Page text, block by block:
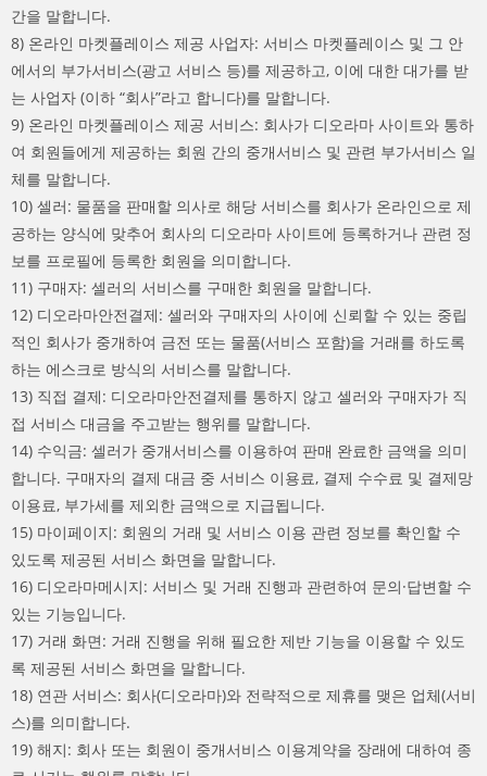
간을 말합니다.
8) 온라인 마켓플레이스 제공 사업자: 서비스 마켓플레이스 및 그 안
에서의 부가서비스(광고 서비스 등)를 제공하고, 이에 대한 대가를 받
는 사업자 (이하 “회사”라고 합니다)를 말합니다.
9) 온라인 마켓플레이스 제공 서비스: 회사가 디오라마 사이트와 통하
여 회원들에게 제공하는 회원 간의 중개서비스 및 관련 부가서비스 일
체를 말합니다.
10) 셀러: 물품을 판매할 의사로 해당 서비스를 회사가 온라인으로 제
공하는 양식에 맞추어 회사의 디오라마 사이트에 등록하거나 관련 정
보를 프로필에 등록한 회원을 의미합니다.
11) 구매자: 셀러의 서비스를 구매한 회원을 말합니다.
12) 디오라마안전결제: 셀러와 구매자의 사이에 신뢰할 수 있는 중립
적인 회사가 중개하여 금전 또는 물품(서비스 포함)을 거래를 하도록
하는 에스크로 방식의 서비스를 말합니다.
13) 직접 결제: 디오라마안전결제를 통하지 않고 셀러와 구매자가 직
접 서비스 대금을 주고받는 행위를 말합니다.
14) 수익금: 셀러가 중개서비스를 이용하여 판매 완료한 금액을 의미
합니다. 구매자의 결제 대금 중 서비스 이용료, 결제 수수료 및 결제망
이용료, 부가세를 제외한 금액으로 지급됩니다.
15) 마이페이지: 회원의 거래 및 서비스 이용 관련 정보를 확인할 수
있도록 제공된 서비스 화면을 말합니다.
16) 디오라마메시지: 서비스 및 거래 진행과 관련하여 문의·답변할 수
있는 기능입니다.
17) 거래 화면: 거래 진행을 위해 필요한 제반 기능을 이용할 수 있도
록 제공된 서비스 화면을 말합니다.
18) 연관 서비스: 회사(디오라마)와 전략적으로 제휴를 맺은 업체(서비
스)를 의미합니다.
19) 해지: 회사 또는 회원이 중개서비스 이용계약을 장래에 대하여 종